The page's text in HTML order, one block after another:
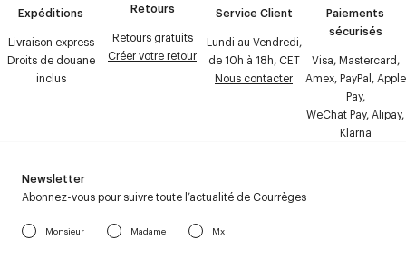
Expéditions
Livraison express
Droits de douane
inclus
Retours
Retours gratuits
Créer votre retour
Service Client
Lundi au Vendredi,
de 10h à 18h, CET
Nous contacter
Paiements
sécurisés
Visa, Mastercard,
Amex, PayPal, Apple
Pay,
WeChat Pay, Alipay,
Klarna
Newsletter
Abonnez-vous pour suivre toute l’actualité de Courrèges
Monsieur Madame Mx